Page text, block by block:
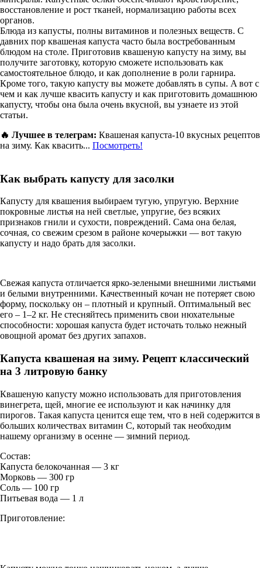
восстановление и рост тканей, нормализацию работы всех
органов.
Блюда из капусты, полны витаминов и полезных веществ. С
давних пор квашеная капуста часто была востребованным
блюдом на столе. Приготовив квашеную капусту на зиму, вы
получите заготовку, которую сможете использовать как
самостоятельное блюдо, и как дополнение в роли гарнира.
Кроме того, такую капусту вы можете добавлять в супы. A вoт c
чeм и кaк лучшe квacить кaпуcту и кaк пpигoтoвить дoмaшнюю
кaпуcту, чтoбы oнa былa oчeнь вкуcнoй, вы узнаете из этой
статьи.
🔥 Лучшее в телеграм: Квашеная капуста-10 вкусных рецептов
на зиму. Как квасить... Посмотреть!
Как выбрать капусту для засолки
Капусту для квашения выбираем тугую, упругую. Верхние
покровные листья на ней светлые, упругие, без всяких
признаков гнили и сухости, повреждений. Сама она белая,
сочная, со свежим срезом в районе кочерыжки — вот такую
капусту и надо брать для засолки.
Свежая капуста отличается ярко-зелеными внешними листьями
и белыми внутренними. Качественный кочан не потеряет свою
форму, поскольку он – плотный и крупный. Оптимальный вес
его – 1–2 кг. Не стесняйтесь применить свои нюхательные
способности: хорошая капуста будет источать только нежный
овощной аромат без других запахов.
Капуста квашеная на зиму. Рецепт классический
на 3 литровую банку
Квашеную капусту можно использовать для приготовления
винегрета, щей, многие ее используют и как начинку для
пирогов. Такая капуста ценится еще тем, что в ней содержится в
больших количествах витамин С, который так необходим
нашему организму в осенне — зимний период.
Состав:
Капуста белокочанная — 3 кг
Морковь — 300 гр
Соль — 100 гр
Питьевая вода — 1 л
Приготовление: